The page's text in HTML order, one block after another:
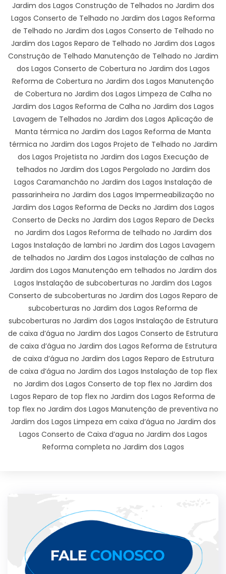
Jardim dos Lagos Construção de Telhados no Jardim dos
Lagos Conserto de Telhado no Jardim dos Lagos Reforma
de Telhado no Jardim dos Lagos Conserto de Telhado no
Jardim dos Lagos Reparo de Telhado no Jardim dos Lagos
Construção de Telhado Manutenção de Telhado no Jardim
dos Lagos Conserto de Cobertura no Jardim dos Lagos
Reforma de Cobertura no Jardim dos Lagos Manutenção
de Cobertura no Jardim dos Lagos Limpeza de Calha no
Jardim dos Lagos Reforma de Calha no Jardim dos Lagos
Lavagem de Telhados no Jardim dos Lagos Aplicação de
Manta térmica no Jardim dos Lagos Reforma de Manta
térmica no Jardim dos Lagos Projeto de Telhado no Jardim
dos Lagos Projetista no Jardim dos Lagos Execução de
telhados no Jardim dos Lagos Pergolado no Jardim dos
Lagos Caramanchão no Jardim dos Lagos Instalação de
passarinheira no Jardim dos Lagos Impermeabilização no
Jardim dos Lagos Reforma de Decks no Jardim dos Lagos
Conserto de Decks no Jardim dos Lagos Reparo de Decks
no Jardim dos Lagos Reforma de telhado no Jardim dos
Lagos Instalação de lambri no Jardim dos Lagos Lavagem
de telhados no Jardim dos Lagos instalação de calhas no
Jardim dos Lagos Manutenção em telhados no Jardim dos
Lagos Instalação de subcoberturas no Jardim dos Lagos
Conserto de subcoberturas no Jardim dos Lagos Reparo de
subcoberturas no Jardim dos Lagos Reforma de
subcoberturas no Jardim dos Lagos Instalação de Estrutura
de caixa d’água no Jardim dos Lagos Conserto de Estrutura
de caixa d’água no Jardim dos Lagos Reforma de Estrutura
de caixa d’água no Jardim dos Lagos Reparo de Estrutura
de caixa d’água no Jardim dos Lagos Instalação de top flex
no Jardim dos Lagos Conserto de top flex no Jardim dos
Lagos Reparo de top flex no Jardim dos Lagos Reforma de
top flex no Jardim dos Lagos Manutenção de preventiva no
Jardim dos Lagos Limpeza em caixa d’água no Jardim dos
Lagos Conserto de Caixa d’agua no Jardim dos Lagos
Reforma completa no Jardim dos Lagos